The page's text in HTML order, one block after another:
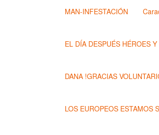
MAN-INFESTACIÓN
EL DÍA DESPUÉS HÉROES
DANA !GRACIAS
LOS EUROPEOS ESTAMOS